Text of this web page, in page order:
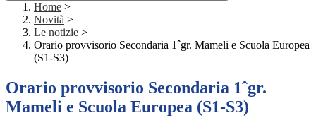
Home >
Novità >
Le notizie >
Orario provvisorio Secondaria 1ˆgr. Mameli e Scuola Europea
(S1-S3)
Orario provvisorio Secondaria 1ˆgr.
Mameli e Scuola Europea (S1-S3)